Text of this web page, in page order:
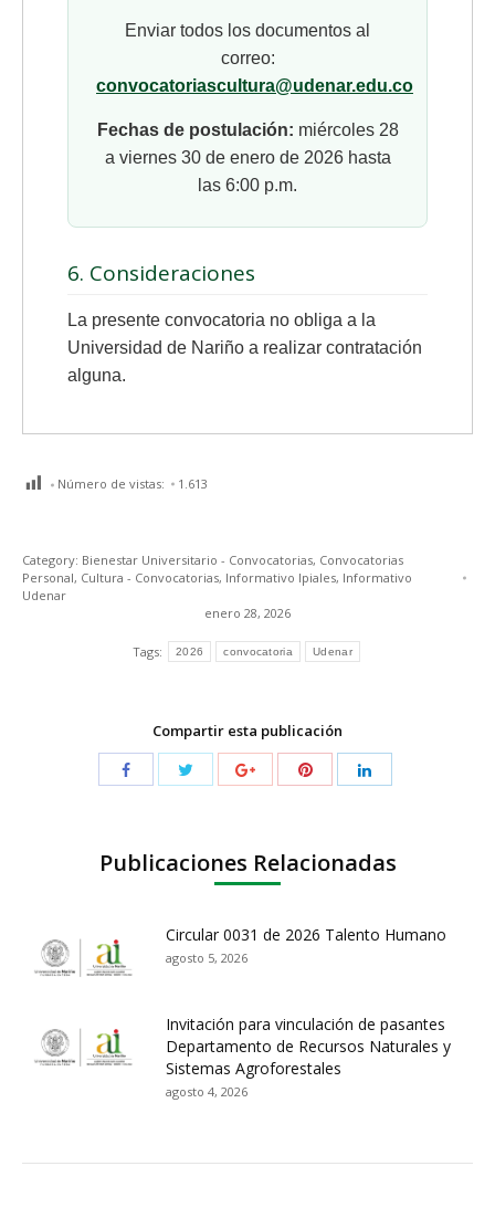
Enviar todos los documentos al
correo:
convocatoriascultura@udenar.edu.co
Fechas de postulación: miércoles 28
a viernes 30 de enero de 2026 hasta
las 6:00 p.m.
6. Consideraciones
La presente convocatoria no obliga a la
Universidad de Nariño a realizar contratación
alguna.
Número de vistas: 1.613
Category: Bienestar Universitario - Convocatorias, Convocatorias
Personal, Cultura - Convocatorias, Informativo Ipiales, Informativo
Udenar
enero 28, 2026
Tags: 2026 convocatoria Udenar
Compartir esta publicación
Publicaciones Relacionadas
Circular 0031 de 2026 Talento Humano
agosto 5, 2026
Invitación para vinculación de pasantes
Departamento de Recursos Naturales y
Sistemas Agroforestales
agosto 4, 2026